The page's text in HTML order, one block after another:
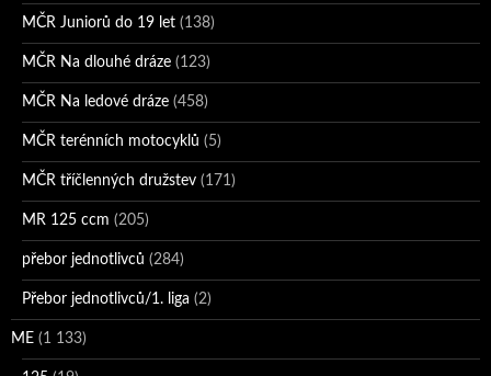
MČR Juniorů do 19 let (138)
MČR Na dlouhé dráze (123)
MČR Na ledové dráze (458)
MČR terénních motocyklů (5)
MČR tříčlenných družstev (171)
MR 125 ccm (205)
přebor jednotlivců (284)
Přebor jednotlivců/1. liga (2)
ME (1 133)